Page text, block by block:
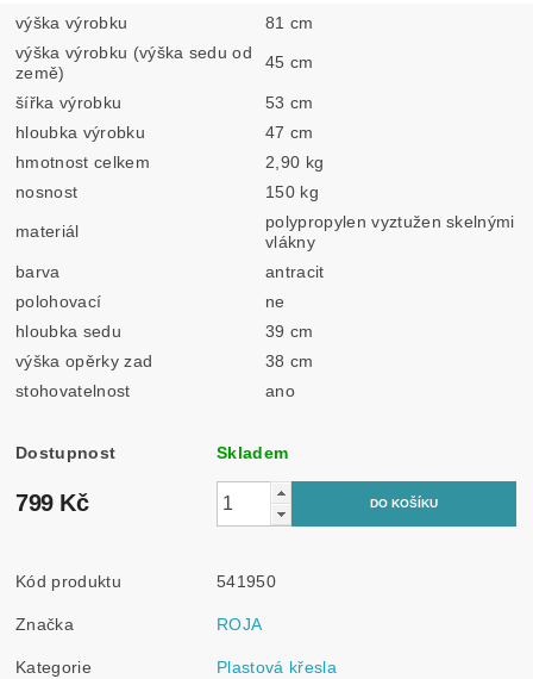
výška výrobku
81 cm
výška výrobku (výška sedu od
země)
45 cm
šířka výrobku
53 cm
hloubka výrobku
47 cm
hmotnost celkem
2,90 kg
nosnost
150 kg
materiál
polypropylen vyztužen skelnými
vlákny
barva
antracit
polohovací
ne
hloubka sedu
39 cm
výška opěrky zad
38 cm
stohovatelnost
ano
Dostupnost Skladem
799 Kč
Kód produktu 541950
Značka ROJA
Kategorie Plastová křesla